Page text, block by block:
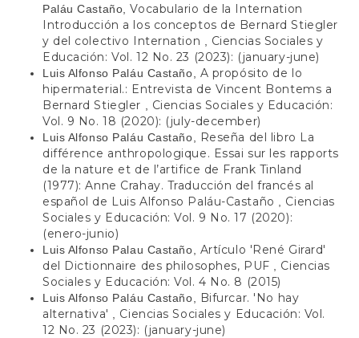
Paláu Castaño,Vocabulario de la Internation
Introducción a los conceptos de Bernard Stiegler
y del colectivo Internation
Ciencias Sociales y
Educación: Vol. 12 No. 23 (2023): (january-june)
Luis Alfonso Paláu Castaño, A propósito de lo
hipermaterial.: Entrevista de Vincent Bontems a
Bernard Stiegler
Ciencias Sociales y Educación:
Vol. 9 No. 18 (2020): (july-december)
Luis Alfonso Paláu Castaño,
Reseña del libro La
différence anthropologique. Essai sur les rapports
de la nature et de l’artifice de Frank Tinland
(1977): Anne Crahay. Traducción del francés al
español de Luis Alfonso Paláu-Castaño
Ciencias
Sociales y Educación: Vol. 9 No. 17 (2020):
(enero-junio)
Luis Alfonso Palau Castaño, Artículo 'René Girard'
del Dictionnaire des philosophes, PUF
Ciencias
Sociales y Educación: Vol. 4 No. 8 (2015)
Luis Alfonso Paláu Castaño,
Bifurcar. 'No hay
alternativa'
Ciencias Sociales y Educación: Vol.
12 No. 23 (2023): (january-june)